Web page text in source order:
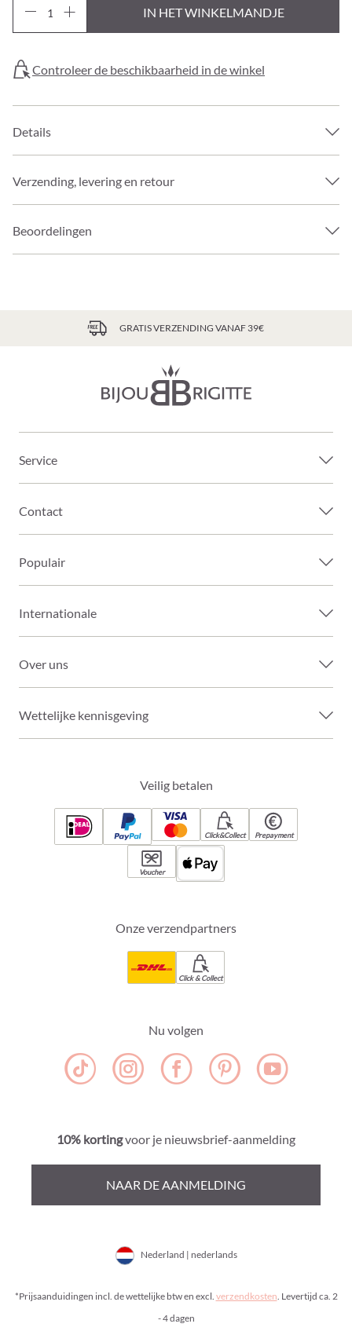
IN HET WINKELMANDJE
Controleer de beschikbaarheid in de winkel
Details
Verzending, levering en retour
Beoordelingen
GRATIS VERZENDING VANAF 39€
Service
Contact
Populair
Internationale
Over uns
Wettelijke kennisgeving
Veilig betalen
Click&Collect Prepayment
Voucher
Onze verzendpartners
Click & Collect
Nu volgen
10% kortingvoor je nieuwsbrief-aanmelding
NAAR DE AANMELDING
Nederland | nederlands
*Prijsaanduidingen incl. de wettelijke btw en excl. verzendkosten. Levertijd ca. 2
- 4 dagen